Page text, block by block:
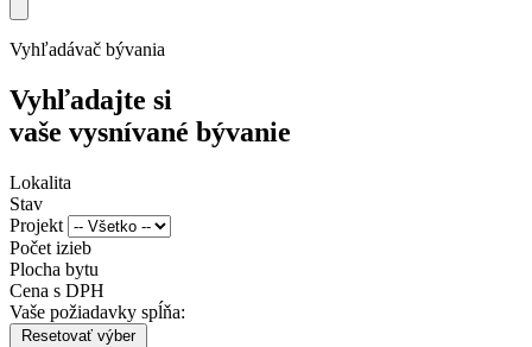
Vyhľadávač bývania
Vyhľadajte si
vaše vysnívané bývanie
Lokalita
Stav
Projekt
Počet izieb
Plocha bytu
Cena s DPH
Vaše požiadavky spĺňa:
Resetovať výber